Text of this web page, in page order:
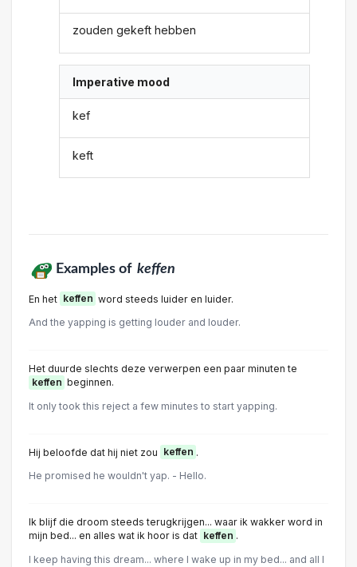
zouden gekeft hebben
Imperative mood
kef
keft
Examples of keffen
En het keffen word steeds luider en luider.
And the yapping is getting louder and louder.
Het duurde slechts deze verwerpen een paar minuten te
keffen beginnen.
It only took this reject a few minutes to start yapping.
Hij beloofde dat hij niet zou keffen .
He promised he wouldn't yap. - Hello.
Ik blijf die droom steeds terugkrijgen... waar ik wakker word in
mijn bed... en alles wat ik hoor is dat keffen .
I keep having this dream... where I wake up in my bed... and all I